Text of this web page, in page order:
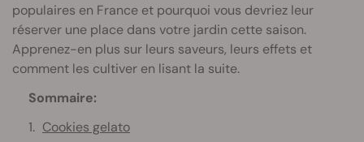
populaires en France et pourquoi vous devriez leur
réserver une place dans votre jardin cette saison.
Apprenez-en plus sur leurs saveurs, leurs effets et
comment les cultiver en lisant la suite.
Sommaire:
Cookies gelato